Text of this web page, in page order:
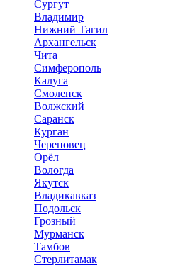
Сургут
Владимир
Нижний Тагил
Архангельск
Чита
Симферополь
Калуга
Смоленск
Волжский
Саранск
Курган
Череповец
Орёл
Вологда
Якутск
Владикавказ
Подольск
Грозный
Мурманск
Тамбов
Стерлитамак